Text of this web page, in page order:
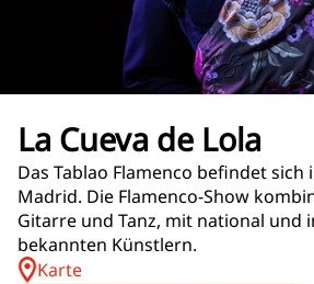
La Cueva de Lola
Das Tablao Flamenco befindet sich
Madrid. Die Flamenco-Show
Gitarre und Tanz, mit national und
bekannten Künstlern.
Karte